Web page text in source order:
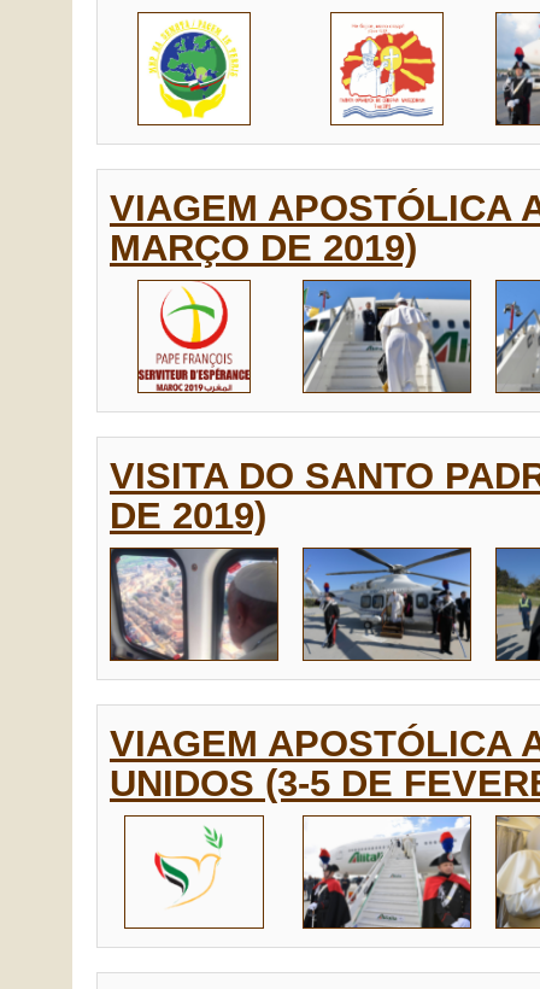
VIAGEM APOSTÓLICA
MARÇO DE 2019)
VISITA DO SANTO
DE 2019)
VIAGEM APOSTÓLICA
UNIDOS (3-5 DE